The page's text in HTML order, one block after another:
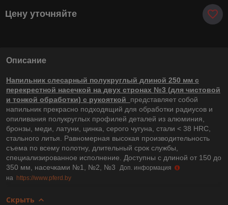
Цену уточняйте
Описание
Напильник слесарный полукруглый длиной 250 мм с
перекрестной насечкой на двух стронах №3 (для чистовой
и тонкой обработки) с рукояткой представляет собой
напильник прекрасно подходящий для обработки радиусов и
опиливания полукруглых профилей деталей из алюминия,
бронзы, меди, латуни, цинка, серого чугуна, стали < 38 HRC,
стального литья. Равномерная высокая производительность
съема по всему полотну, длительный срок службы,
специализированное исполнение. Доступны с длиной от 150 до
350 мм, насечками №1, №2, №3
Доп. информация
на https://www.pferd.by
Скрыть